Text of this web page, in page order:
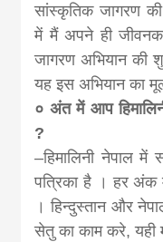
सांस्कृतिक जागरण
में मैं अपने ही
जागरण अभियान की
यह इस अभियान का
० अंत में आप
?
–हिमालिनी नेपाल
पत्रिका है । हर अंक
। हिन्दुस्तान और
सेतु का काम करे, यही